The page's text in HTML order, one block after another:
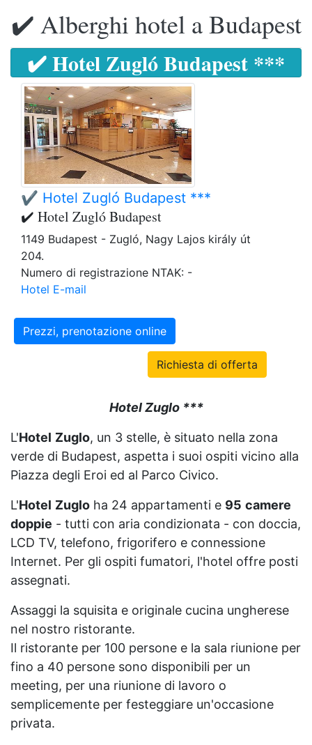
✔️ Alberghi hotel a Budapest
✔️ Hotel Zugló Budapest ***
✔️ Hotel Zugló Budapest ***
✔️ Hotel Zugló Budapest
1149 Budapest - Zugló, Nagy Lajos király út
204.
Numero di registrazione NTAK: -
Hotel E-mail
Prezzi, prenotazione online
Richiesta di offerta
Hotel Zuglo ***
L'Hotel Zuglo, un 3 stelle, è situato nella zona
verde di Budapest, aspetta i suoi ospiti vicino alla
Piazza degli Eroi ed al Parco Civico.
L'Hotel Zuglo ha 24 appartamenti e 95 camere
doppie - tutti con aria condizionata - con doccia,
LCD TV, telefono, frigorifero e connessione
Internet. Per gli ospiti fumatori, l'hotel offre posti
assegnati.
Assaggi la squisita e originale cucina ungherese
nel nostro ristorante.
Il ristorante per 100 persone e la sala riunione per
fino a 40 persone sono disponibili per un
meeting, per una riunione di lavoro o
semplicemente per festeggiare un'occasione
privata.